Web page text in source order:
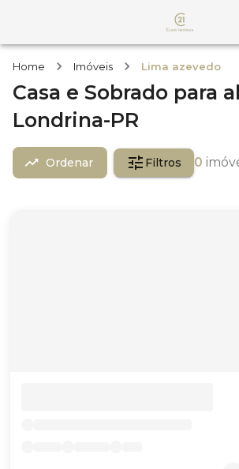
Home Imóveis Lima azevedo
Casa e Sobrado para
Londrina-PR
Ordenar Filtros 0